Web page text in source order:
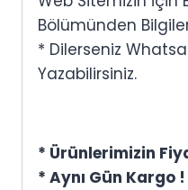
Bölümünden
* Dilerseniz
Yazabilirsiniz.
* Ürünlerimizin
* Aynı Gün Kargo !